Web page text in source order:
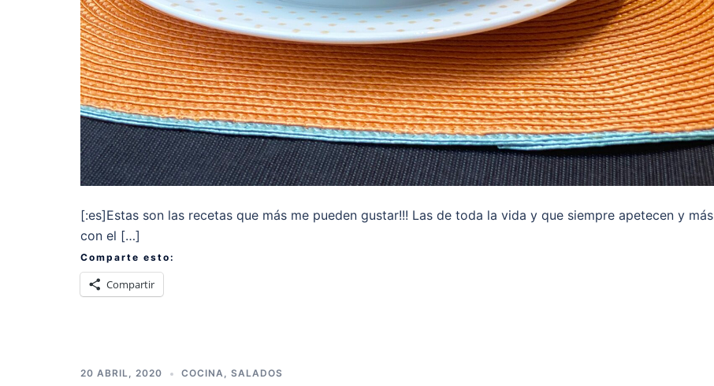
[:es]Estas son las recetas que más me pueden gustar!!! Las de toda la vida y que siempre apetecen y más
con el […]
Comparte esto:
Compartir
20 ABRIL, 2020 COCINA, SALADOS